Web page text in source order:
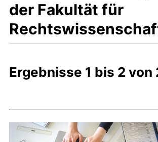
der Fakultät für
Ergebnisse 1 bis 2 von